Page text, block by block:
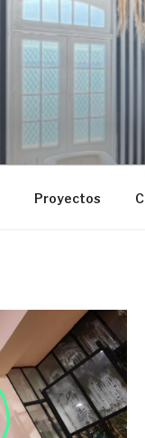
Proyectos